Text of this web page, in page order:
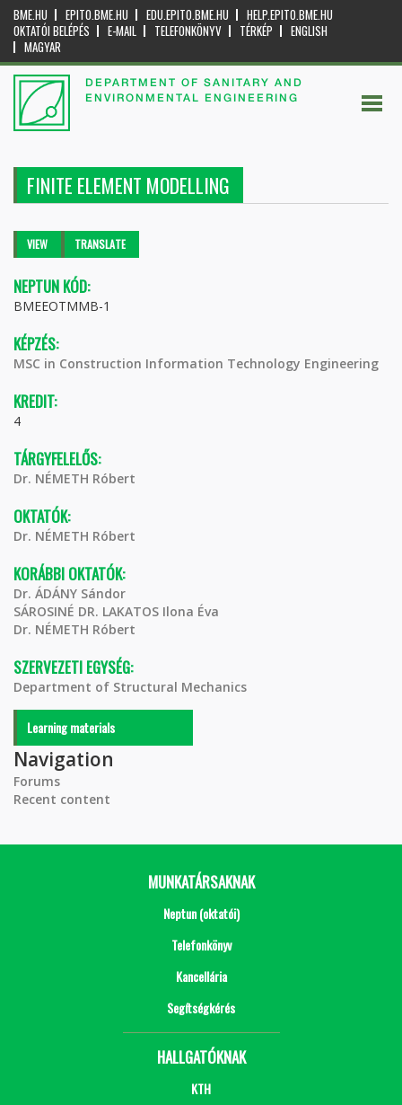
BME.HU EPITO.BME.HU EDU.EPITO.BME.HU
HELP.EPITO.BME.HU
OKTATÓI BELÉPÉS
E-MAIL TELEFONKÖNYV TÉRKÉP
ENGLISH
MAGYAR
DEPARTMENT OF SANITARY AND
ENVIRONMENTAL ENGINEERING
FINITE ELEMENT MODELLING
Primary tabs
VIEW (ACTIVETRANSLATE
NEPTUN KÓD:
BMEEOTMMB-1
KÉPZÉS:
MSC in Construction Information Technology Engineering
KREDIT:
4
TÁRGYFELELŐS:
Dr. NÉMETH Róbert
OKTATÓK:
Dr. NÉMETH Róbert
KORÁBBI OKTATÓK:
Dr. ÁDÁNY Sándor
SÁROSINÉ DR. LAKATOS Ilona Éva
Dr. NÉMETH Róbert
SZERVEZETI EGYSÉG:
Department of Structural Mechanics
Learning materials
Navigation
Forums
Recent content
MUNKATÁRSAKNAK
Neptun (oktatói)
Telefonkönyv
Kancellária
Segítségkérés
HALLGATÓKNAK
KTH